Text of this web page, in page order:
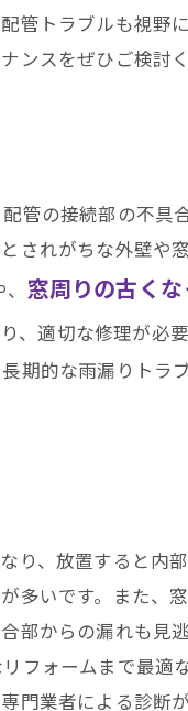
管トラブルも視野
ンスをぜひご検討く
管の接続部の不具
されがちな外壁や
窓周りの古く
、適切な修理が必
期的な雨漏りトラ
り、放置すると内
多いです。また、
部からの漏れも見逃
フォームまで最適
業者による診断が